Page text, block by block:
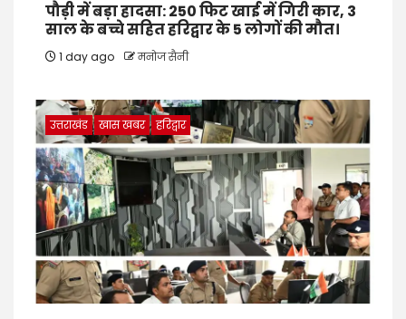
पौड़ी में बड़ा हादसा: 250 फिट खाई में गिरी कार, 3
साल के बच्चे सहित हरिद्वार के 5 लोगों की मौत।
1 day ago मनोज सैनी
उत्तराखंड खास खबर हरिद्वार